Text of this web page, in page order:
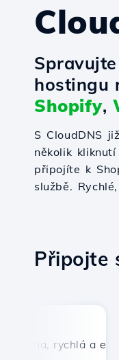
hostingu
Shopify,
S CloudDNS
několik
připojíte k
službě.
Připojte
rychlá a